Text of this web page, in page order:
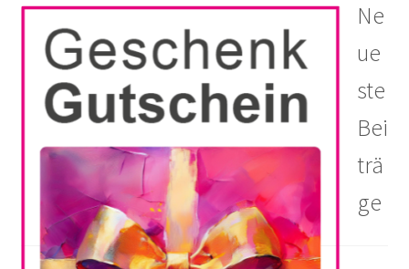
Ne
ue
ste
Bei
trä
ge